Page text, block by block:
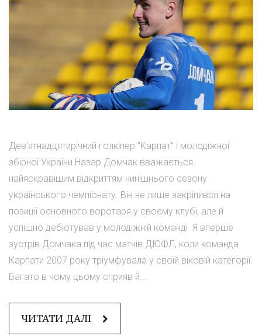
Дев'ятнадцятирічний голкіпер "Карпат" і молодіжної
збірної України Назар Домчак вважається
найяскравішим відкриттям нинішнього сезону
українського чемпіонату. Він не лише закріпився на
позиції основного воротаря у своєму клубі, але й
успішно дебютував у молодіжній команді. Я вперше
зустрів Домчака під час матчів ДЮФЛ, коли команда
Карпати 2007 року тріумфувала у своїй віковій категорії.
Багато в чому цьому сприяв й...
ЧИТАТИ ДАЛІ